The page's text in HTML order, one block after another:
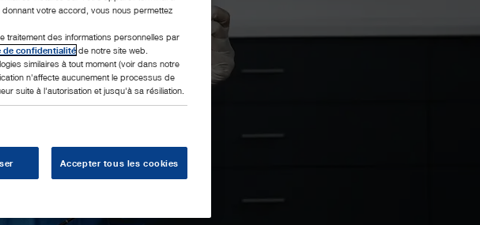
votre accord, vous nous permettez
traitement des informations personnelles par
de confidentialité de notre site web.
similaires à tout moment (voir dans notre
n'affecte aucunement le processus de
suite à l'autorisation et jusqu'à sa résiliation.
Accepter tous les cookies